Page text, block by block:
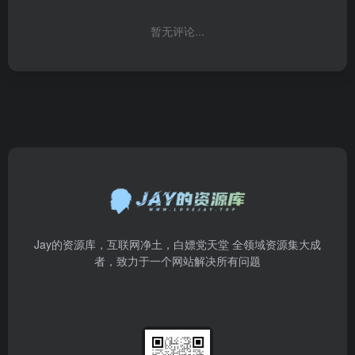
暂无评论...
Jay的资源库，互联网净土，白嫖党天堂 全领域资源集大成
者，致力于一个网站解决所有问题